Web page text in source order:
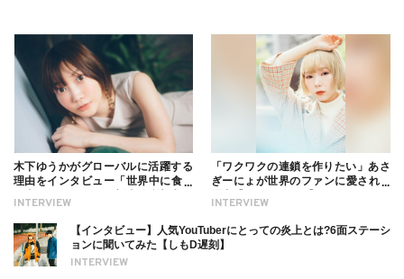
INTERVIEW
木下ゆうかがグローバルに活躍する
理由をインタビュー「世界中に食べ
ついても
INTERVIEW
「ワクワクの連鎖を作りたい」あさ
ぎーにょが世界のファンに愛される
INTERVIEW
【インタビュー】人気YouTuberにとっての炎上とは?6面ステーシ
ョンに聞いてみた【しもD遅刻】